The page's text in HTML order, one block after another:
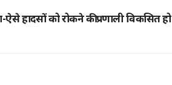
हादसों को रोकने की प्रणाली विकसित हो